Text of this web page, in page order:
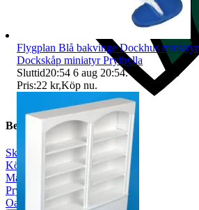
Beskrivning
Skala 1:12|
Kök
Mat & dryck|
Prylpaket
Oanvänt
Flygplan Blå bakvinge Dockhus
Dockskåp miniatyr Prylhylla
Sluttid20:54 6 aug 20:54.
Pris:22 kr,Köp nu.